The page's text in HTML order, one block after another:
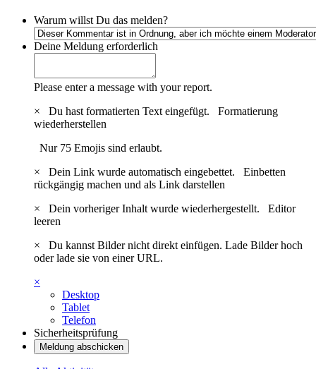
Warum willst Du das melden?
Deine Meldung erforderlich
Please enter a message with your report.
×
Du hast formatierten Text eingefügt. Formatierung
wiederherstellen
Nur 75 Emojis sind erlaubt.
×
Dein Link wurde automatisch eingebettet. Einbetten
rückgängig machen und als Link darstellen
×
Dein vorheriger Inhalt wurde wiederhergestellt. Editor
leeren
×
Du kannst Bilder nicht direkt einfügen. Lade Bilder hoch
oder lade sie von einer URL.
×
Desktop
Tablet
Telefon
Sicherheitsprüfung
Meldung abschicken